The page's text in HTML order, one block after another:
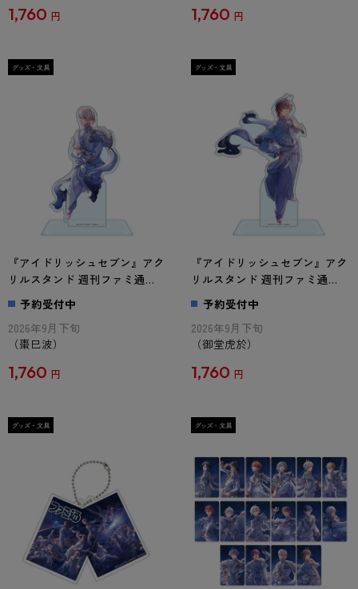
1,760 円 1,760 円
『アイドリッシュセブン』アク
リルスタンド 週刊ファミ通
Collection 棗巳波
予約受付中
2026年9月下旬
（棗巳波）
1,760 円
『アイドリッシュセブン』アク
リルスタンド 週刊ファミ通
Collection 御堂虎於
予約受付中
2026年9月下旬
（御堂虎於）
1,760 円